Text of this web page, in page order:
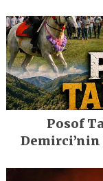
Posof
Demirci’nin